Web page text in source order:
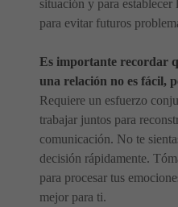
situación y para
para evitar futuros
Es importante recordar
una relación no es fácil,
Requiere un esfuerzo
trabajar juntos para
comunicación. No te
decisión rápidamente.
para procesar tus
mejor para ti.